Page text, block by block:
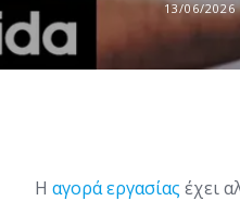
13/06/2026
Η αγορά εργασίας έχει